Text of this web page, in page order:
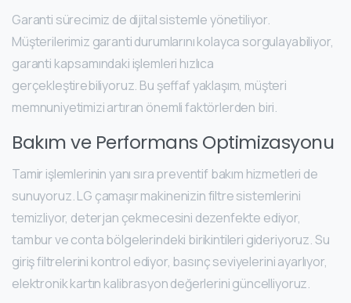
Garanti sürecimiz de dijital sistemle yönetiliyor.
Müşterilerimiz garanti durumlarını kolayca sorgulayabiliyor,
garanti kapsamındaki işlemleri hızlıca
gerçekleştirebiliyoruz. Bu şeffaf yaklaşım, müşteri
memnuniyetimizi artıran önemli faktörlerden biri.
Bakım ve Performans Optimizasyonu
Tamir işlemlerinin yanı sıra preventif bakım hizmetleri de
sunuyoruz. LG çamaşır makinenizin filtre sistemlerini
temizliyor, deterjan çekmecesini dezenfekte ediyor,
tambur ve conta bölgelerindeki birikintileri gideriyoruz. Su
giriş filtrelerini kontrol ediyor, basınç seviyelerini ayarlıyor,
elektronik kartın kalibrasyon değerlerini güncelliyoruz.